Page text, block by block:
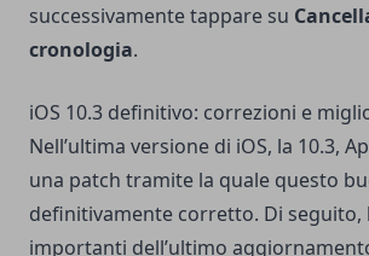
successivamente tappare su
cronologia.
iOS 10.3 definitivo: correzioni e
Nell’ultima versione di iOS, la 10.3,
una patch tramite la quale questo
definitivamente corretto. Di seguito,
importanti dell’ultimo